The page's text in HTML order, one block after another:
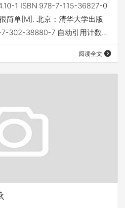
1 ISBN 978-7-115-36827-0
简单[M]. 北京：清华大学出版
302-38880-7 自动引用计数
制 开发者每一次创建一个类实
用来管理存储实例相关的信息，
阅读全文